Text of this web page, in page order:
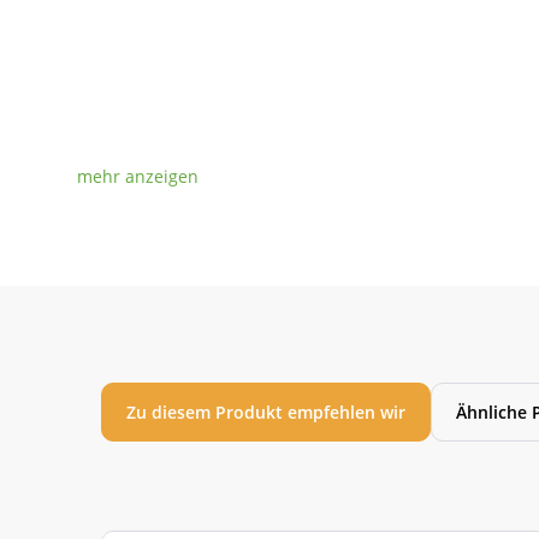
Zu diesem Produkt empfehlen wir Ähnliche